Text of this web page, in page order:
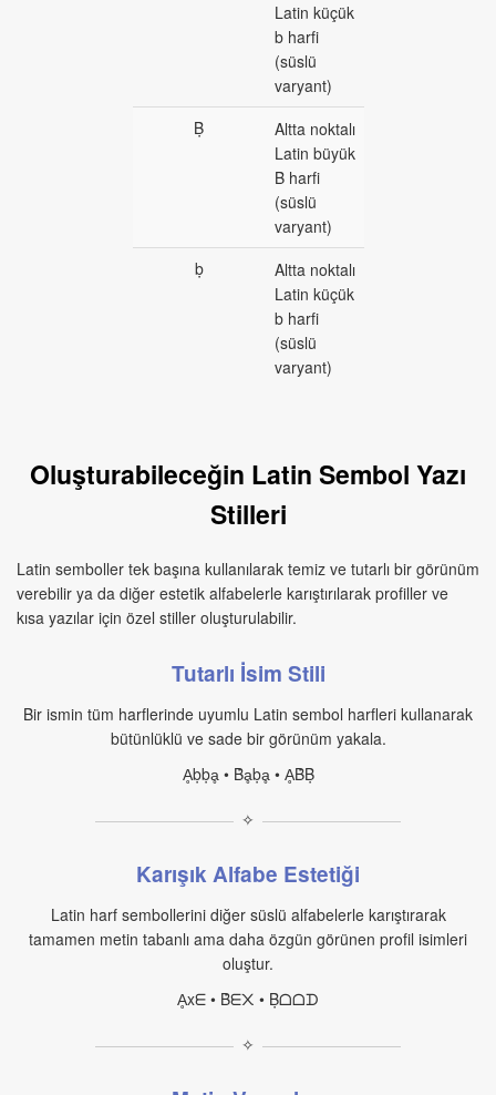
Latin küçük
b harfi
(süslü
varyant)
Ḅ
Altta noktalı
Latin büyük
B harfi
(süslü
varyant)
ḅ
Altta noktalı
Latin küçük
b harfi
(süslü
varyant)
Oluşturabileceğin Latin Sembol Yazı
Stilleri
Latin semboller tek başına kullanılarak temiz ve tutarlı bir görünüm
verebilir ya da diğer estetik alfabelerle karıştırılarak profiller ve
kısa yazılar için özel stiller oluşturulabilir.
Tutarlı İsim Stili
Bir ismin tüm harflerinde uyumlu Latin sembol harfleri kullanarak
bütünlüklü ve sade bir görünüm yakala.
Ḁḅḅḁ • Ḃḁḅḁ • ḀḂḄ
✧
Karışık Alfabe Estetiği
Latin harf sembollerini diğer süslü alfabelerle karıştırarak
tamamen metin tabanlı ama daha özgün görünen profil isimleri
oluştur.
Ḁxᗴ • Ḃᗴ᙭ • Ḅᗝᗝᗪ
✧